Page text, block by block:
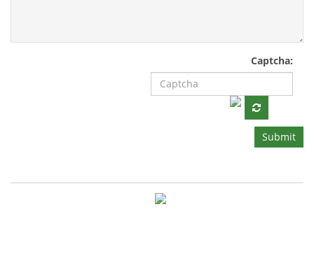
Captcha:
Submit